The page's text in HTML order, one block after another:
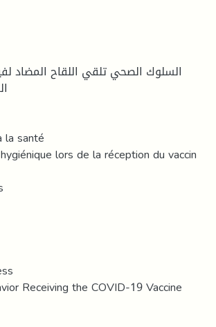
la santé
lors de la réception du vaccin
Receiving the COVID-19 Vaccine